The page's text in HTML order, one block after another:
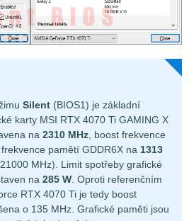
Silent (BIOS1) je základní
karty MSI RTX 4070 Ti GAMING X
na 2310 MHz , boost frekvence
pamětí GDDR6X na 1313
MHz). Limit spotřeby grafické
na 285 W . Oproti referenčním
RTX 4070 Ti je tedy boost
o 135 MHz. Grafické paměti jsou